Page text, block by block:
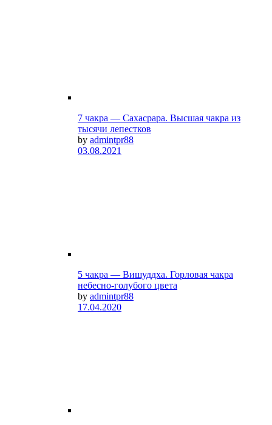
7 чакра — Сахасрара. Высшая чакра из
тысячи лепестков
by admintpr88
03.08.2021
5 чакра — Вишуддха. Горловая чакра
небесно-голубого цвета
by admintpr88
17.04.2020